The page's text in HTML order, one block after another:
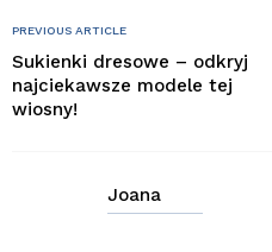
PREVIOUS ARTICLE
Sukienki dresowe – odkryj
najciekawsze modele tej
wiosny!
Joana